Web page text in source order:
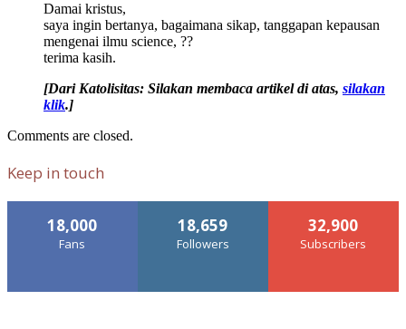
Damai kristus,
saya ingin bertanya, bagaimana sikap, tanggapan kepausan
mengenai ilmu science, ??
terima kasih.
[Dari Katolisitas: Silakan membaca artikel di atas, silakan
klik.]
Comments are closed.
Keep in touch
18,000
Fans
18,659
Followers
32,900
Subscribers